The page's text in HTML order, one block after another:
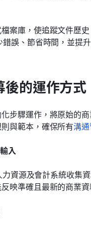
案庫，使追蹤文件歷
錯誤、節省時間，並提
後的運作方式
步驟運作，將原始的
與範本，確保所有溝
入
力資源及會計系統收集
映準確且最新的商業資